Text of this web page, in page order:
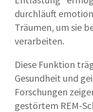
durchläuft
Träumen, um sie
verarbeiten.
Diese Funktion
Gesundheit und
Forschungen
gestörtem REM-